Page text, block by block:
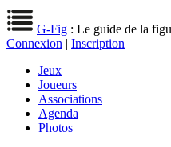
G-Fig : Le guide de la
Connexion | Inscription
Jeux
Joueurs
Associations
Agenda
Photos